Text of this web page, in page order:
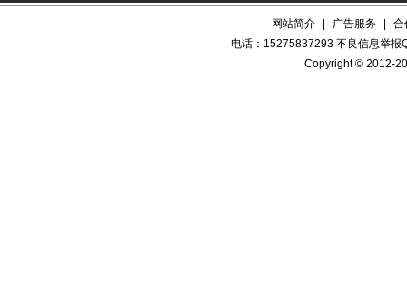
网站简介 广告服务
合
电话：15275837293 不良信息举
Copyright © 2012-